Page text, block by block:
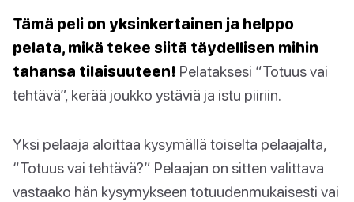
Tämä peli on yksinkertainen ja helppo
pelata, mikä tekee siitä täydellisen mihin
tahansa tilaisuuteen! Pelataksesi “Totuus vai
tehtävä”, kerää joukko ystäviä ja istu piiriin.
Yksi pelaaja aloittaa kysymällä toiselta pelaajalta,
“Totuus vai tehtävä?” Pelaajan on sitten valittava
vastaako hän kysymykseen totuudenmukaisesti vai